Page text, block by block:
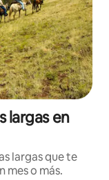
largas en
largas que te
mes o más.